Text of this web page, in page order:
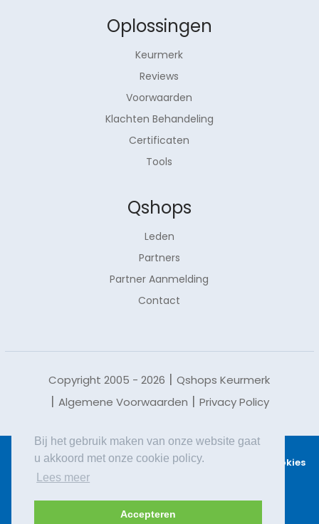
Bij het gebruik maken van onze website gaat
u akkoord met onze cookie policy.
Lees meer
Accepteren
Oplossingen
Keurmerk
Reviews
Voorwaarden
Klachten Behandeling
Certificaten
Tools
Qshops
Leden
Partners
Partner Aanmelding
Contact
Copyright 2005 - 2026
Qshops Keurmerk
Algemene Voorwaarden
Privacy Policy
Qshops maakt gebruik van cookies.Lees meer
over cookies
en waarom we deze gebruiken.